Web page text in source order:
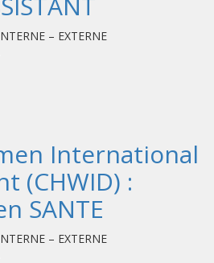
– EXTERNE
International
(CHWID) :
SANTE
– EXTERNE